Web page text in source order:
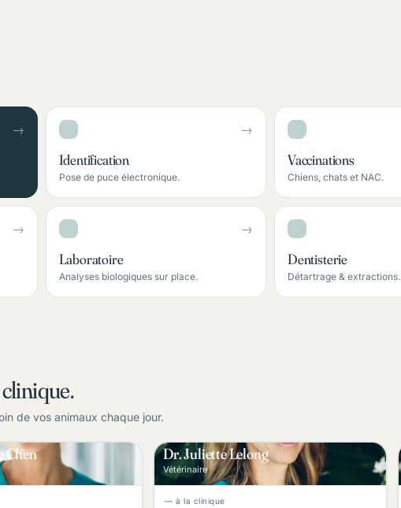
→
Identification
Pose de puce électronique.
→
Vaccinations
Chiens, chats et NAC.
→
Laboratoire
Analyses biologiques sur place.
→
Dentisterie
Détartrage & extractions.
de vos animaux chaque jour.
L
Chen J
Dr. Juliette Lelong
Vétérinaire
à la clinique